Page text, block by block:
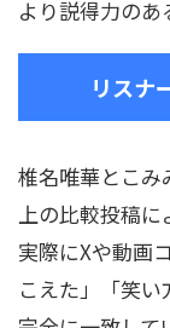
より説得力のあ
リスナ
椎名唯華とこみ
上の比較投稿に
実際にXや動画
こえた」「笑